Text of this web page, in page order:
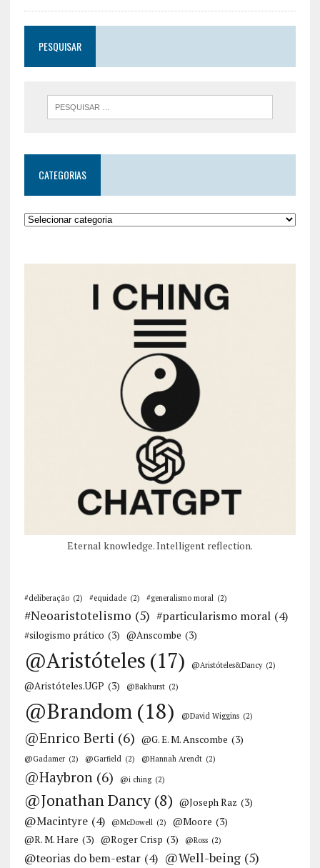
PESQUISAR
CATEGORIAS
Eternal knowledge. Intelligent reflection.
#deliberação (2) #equidade (2) #generalismo moral (2)
#Neoaristotelismo (5) #particularismo moral (4)
#silogismo prático (3) @Anscombe (3)
@Aristóteles (17) @Aristóteles&Dancy (2)
@Aristóteles.UGP (3) @Bakhurst (2)
@Brandom (18) @David Wiggins (2)
@Enrico Berti (6) @G. E. M. Anscombe (3)
@Gadamer (2) @Garfield (2) @Hannah Arendt (2)
@Haybron (6) @i ching (2)
@Jonathan Dancy (8) @Joseph Raz (3)
@Macintyre (4) @McDowell (2) @Moore (3)
@R. M. Hare (3) @Roger Crisp (3) @Ross (2)
@teorias do bem-estar (4) @Well-being (5)